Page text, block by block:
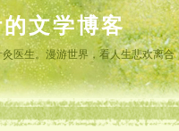
文学博客
医生。漫游世界，看人生悲欢离